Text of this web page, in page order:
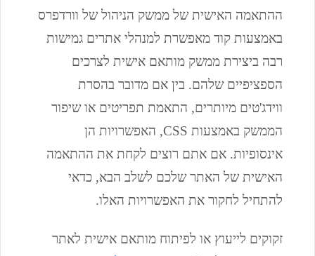
ההתאמה האישית של ממשק הניהול של וורדפרס
באמצעות קוד מאפשרת למנהלי אתרים גמישות
רבה ביצירת ממשק מותאם אישית לצרכים
הספציפיים שלהם. בין אם מדובר בהסרת
ווידג'טים מיותרים, התאמת תפריטים או שיפור
הממשק באמצעות CSS, האפשרויות הן
אינסופיות. אם אתם רוצים לקחת את ההתאמה
האישית של האתר שלכם לשלב הבא, כדאי
להתחיל לחקור את האפשרויות האלו.
זקוקים לייעוץ או לפיתוח מותאם אישית לאתר